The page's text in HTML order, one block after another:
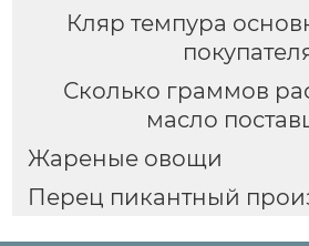
Кляр темпура
Сколько граммов
масло
Жареные овощи
Перец пикантный